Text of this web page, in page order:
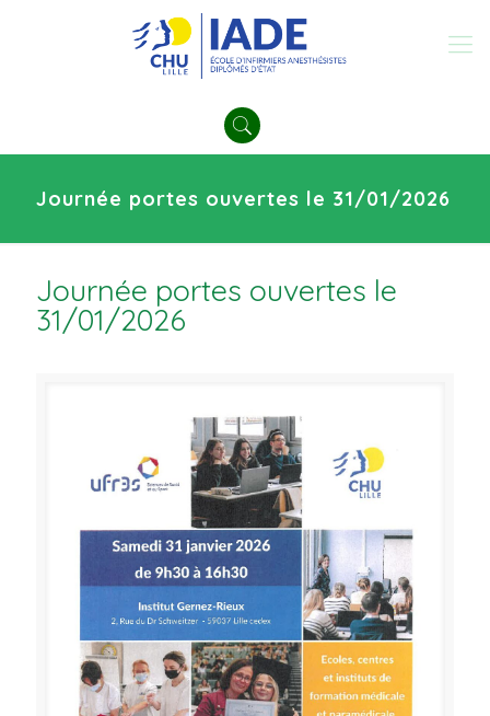
Journée portes ouvertes le 31/01/2026
Journée portes ouvertes le
31/01/2026